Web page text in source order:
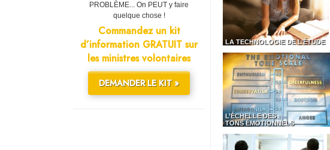
LA TECHNOLOGIE DE L’ÉTUDE
L’ÉCHELLE DES
TONS ÉMOTIONNELS
PROBLÈME... On PEUT y faire
quelque chose !
Commandez un kit
d’information GRATUIT sur
les ministres volontaires
DEMANDER LE KIT »